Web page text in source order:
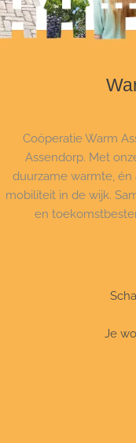
Coöperatie Warm
Assendorp. Met
duurzame warmte, én
mobiliteit in de wijk.
en
Je